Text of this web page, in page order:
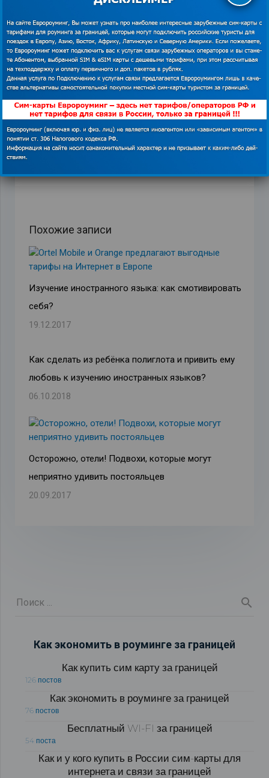
мобильный
интернет в Германии,шенгенская виза
Похожие записи
Изучение иностранного языка: как смотивировать
себя?
19.12.2017
Как сделать из ребёнка полиглота и привить ему
любовь к изучению иностранных языков?
06.10.2018
Осторожно, отели! Подвохи, которые могут
неприятно удивить постояльцев
20.09.2017
Как экономить в роуминге за границей
Как купить сим карту за границей
126 постов
Как экономить в роуминге за границей
76 постов
Бесплатный WI-FI за границей
54 поста
Как и у кого купить в России сим-карты для
интернета и связи за границей